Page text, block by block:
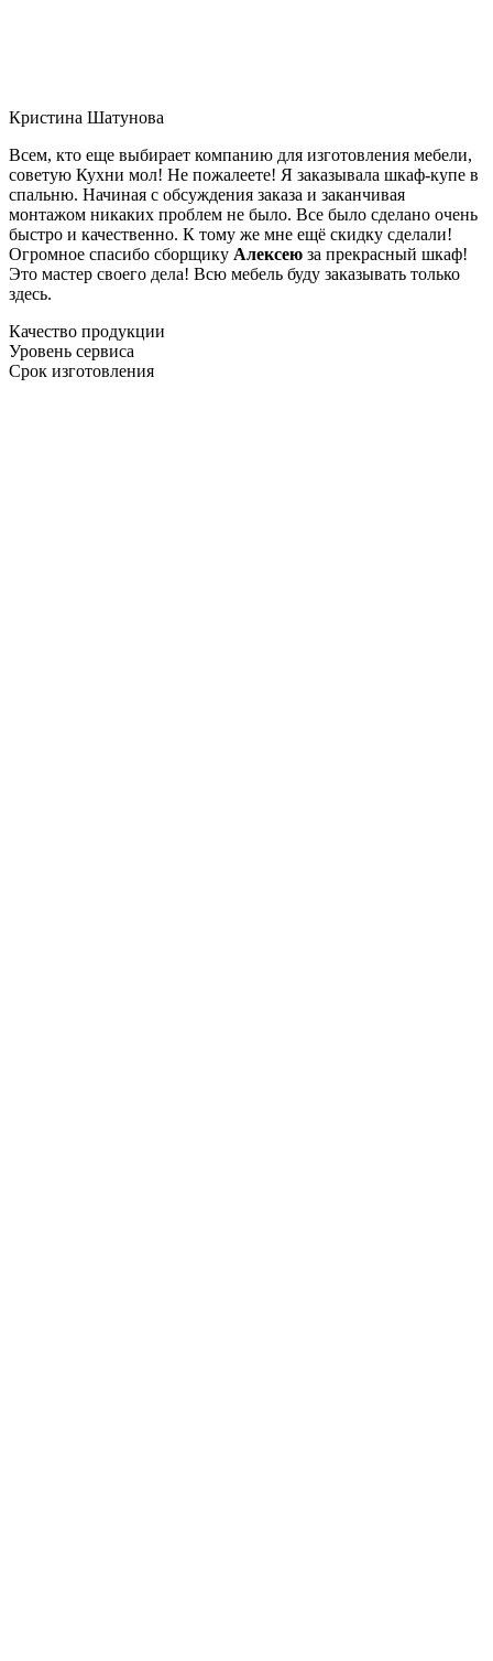
Кристина Шатунова
Всем, кто еще выбирает компанию для изготовления мебели,
советую Кухни мол! Не пожалеете! Я заказывала шкаф-купе в
спальню. Начиная с обсуждения заказа и заканчивая
монтажом никаких проблем не было. Все было сделано очень
быстро и качественно. К тому же мне ещё скидку сделали!
Огромное спасибо сборщику Алексею за прекрасный шкаф!
Это мастер своего дела! Всю мебель буду заказывать только
здесь.
Качество продукции
Уровень сервиса
Срок изготовления